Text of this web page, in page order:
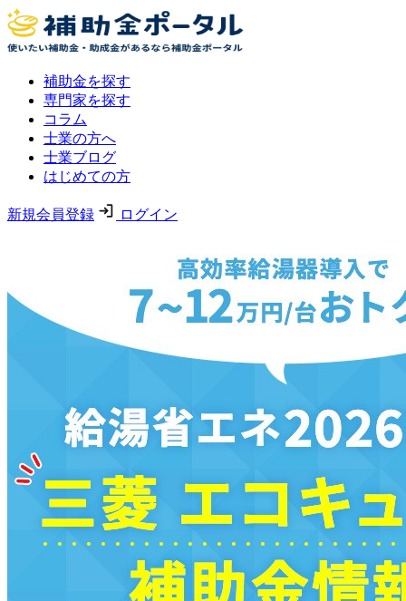
補助金を探す
専門家を探す
コラム
士業の方へ
士業ブログ
はじめての方
新規会員登録 ログイン